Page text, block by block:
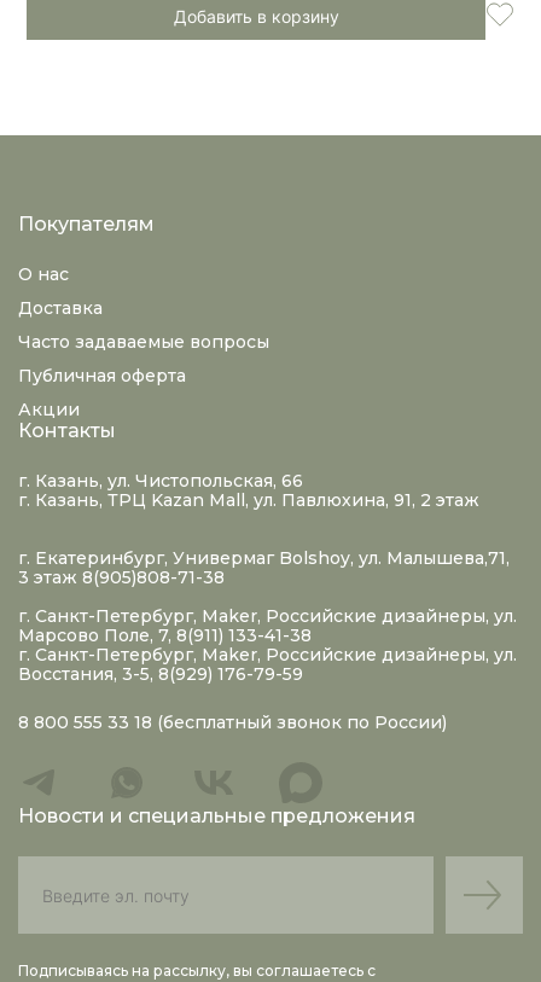
Добавить в корзину
Покупателям
О нас
Доставка
Часто задаваемые вопросы
Публичная оферта
Акции
Контакты
г. Казань, ул. Чистопольская, 66
г. Казань, ТРЦ Kazan Mall, ул. Павлюхина, 91, 2 этаж
г. Екатеринбург, Универмаг Bolshoy, ул. Малышева,71,
3 этаж 8(905)808-71-38
г. Санкт-Петербург, Maker, Российские дизайнеры, ул.
Марсово Поле, 7, 8(911) 133-41-38
г. Санкт-Петербург, Maker, Российские дизайнеры, ул.
Восстания, 3-5, 8(929) 176-79-59
8 800 555 33 18 (бесплатный звонок по России)
Новости и специальные предложения
Подписываясь на рассылку, вы соглашаетесь с